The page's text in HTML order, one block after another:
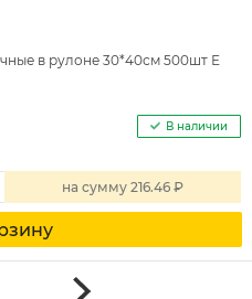
в рулоне 30*40см 500шт Е
В наличии
на сумму 216.46 ₽